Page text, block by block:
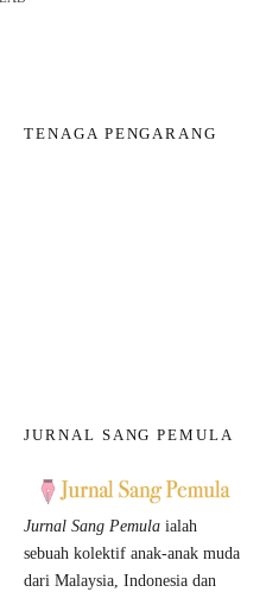
TENAGA PENGARANG
JURNAL SANG PEMULA
Jurnal Sang Pemula ialah
sebuah kolektif anak-anak muda
dari Malaysia, Indonesia dan